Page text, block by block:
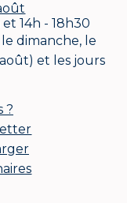
14h - 18h30
dimanche, le
et les jours
?